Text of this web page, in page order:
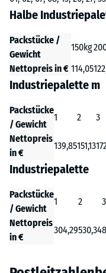
Halbe
Packstücke /
Gewicht
150kg
Nettopreis in € 114,05
Industriepalette m
Packstücke
/ Gewicht
1 2 3
Nettopreis
in €
139,85151,13
Industriepalette
Packstücke
/ Gewicht
1 2 3
Nettopreis
in €
304,29530,34